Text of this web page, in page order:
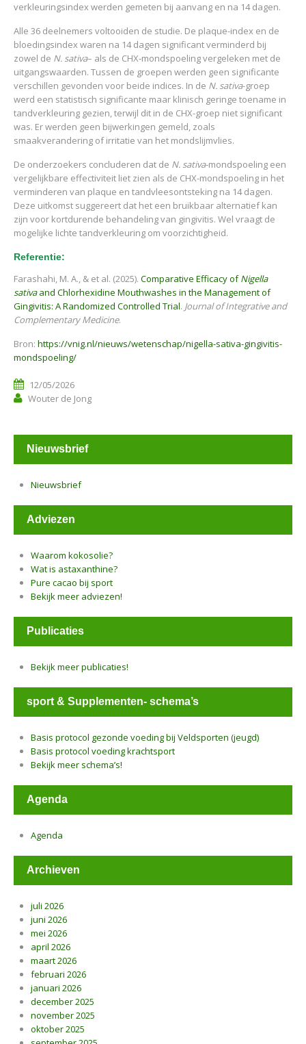
verkleuringsindex werden gemeten bij aanvang en na 14 dagen.
Alle 36 deelnemers voltooiden de studie. De plaque-index en de
bloedingsindex waren na 14 dagen significant verminderd bij
zowel de N. sativa– als de CHX-mondspoeling vergeleken met de
uitgangswaarden. Tussen de groepen werden geen significante
verschillen gevonden voor beide indices. In de N. sativa-groep
werd een statistisch significante maar klinisch geringe toename in
tandverkleuring gezien, terwijl dit in de CHX-groep niet significant
was. Er werden geen bijwerkingen gemeld, zoals
smaakverandering of irritatie van het mondslijmvlies.
De onderzoekers concluderen dat de N. sativa-mondspoeling een
vergelijkbare effectiviteit liet zien als de CHX-mondspoeling in het
verminderen van plaque en tandvleesontsteking na 14 dagen.
Deze uitkomst suggereert dat het een bruikbaar alternatief kan
zijn voor kortdurende behandeling van gingivitis. Wel vraagt de
mogelijke lichte tandverkleuring om voorzichtigheid.
Referentie:
Farashahi, M. A., & et al. (2025). Comparative Efficacy ofNigella
sativaand Chlorhexidine Mouthwashes in the Management of
Gingivitis: A Randomized Controlled Trial. Journal of Integrative and
Complementary Medicine.
Bron: https://vnig.nl/nieuws/wetenschap/nigella-sativa-gingivitis-
mondspoeling/
12/05/2026
Wouter de Jong
Nieuwsbrief
Nieuwsbrief
Adviezen
Waarom kokosolie?
Wat is astaxanthine?
Pure cacao bij sport
Bekijk meer adviezen!
Publicaties
Bekijk meer publicaties!
sport & Supplementen- schema’s
Basis protocol gezonde voeding bij Veldsporten (jeugd)
Basis protocol voeding krachtsport
Bekijk meer schema’s!
Agenda
Agenda
Archieven
juli 2026
juni 2026
mei 2026
april 2026
maart 2026
februari 2026
januari 2026
december 2025
november 2025
oktober 2025